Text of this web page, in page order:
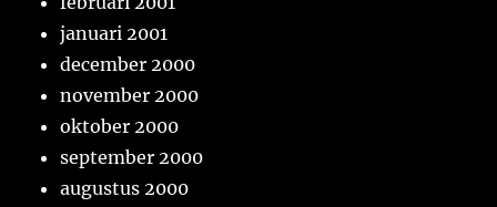
januari 2001
december 2000
november 2000
oktober 2000
september 2000
augustus 2000